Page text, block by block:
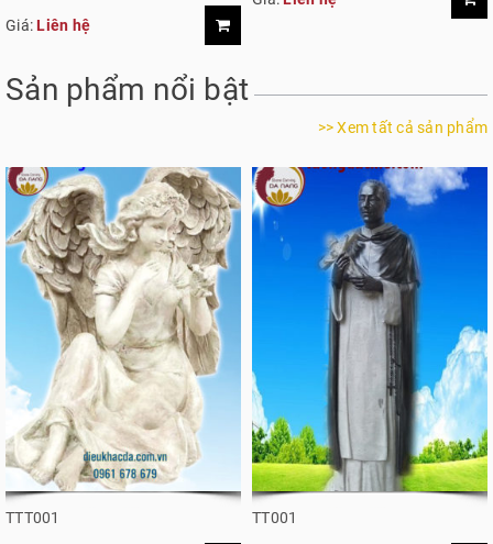
Giá:Liên hệ
Sản phẩm nổi bật
>> Xem tất cả sản phẩm
TTT001 TT001